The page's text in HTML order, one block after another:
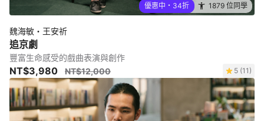
優惠中・34折 1879 位同學
魏海敏・王安祈
追京劇
豐富生命感受的戲曲表演與創作
NT$3,980 NT$12,000 5 (11)